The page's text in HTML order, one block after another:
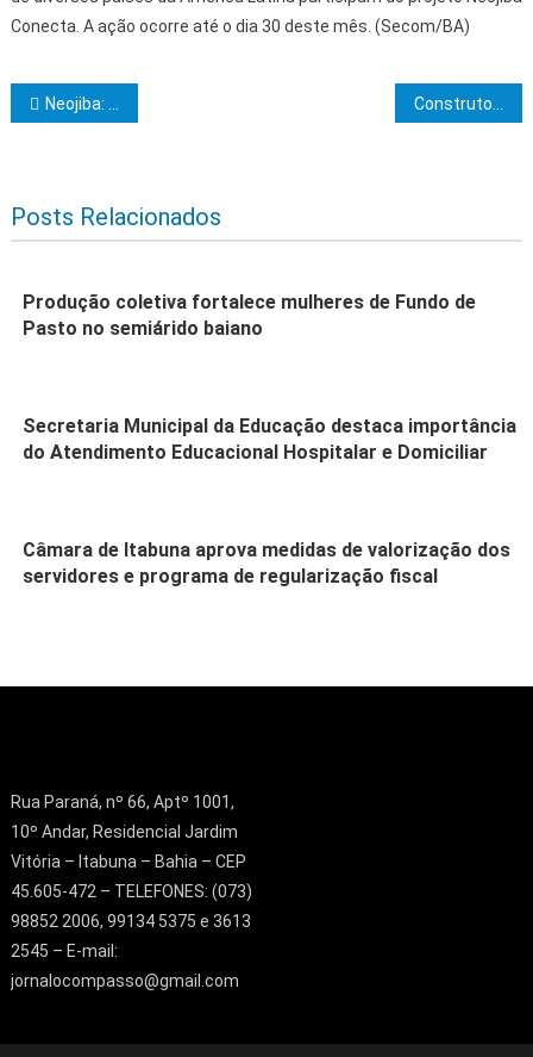
Conecta. A ação ocorre até o dia 30 deste mês. (Secom/BA)
Navegação de Post
Neojiba: Programa do Governo do Estado transforma a vida de crianças e adolescentes por meio da música
Posts Relacionados
Produção coletiva fortalece mulheres de Fundo de
Pasto no semiárido baiano
Secretaria Municipal da Educação destaca importância
do Atendimento Educacional Hospitalar e Domiciliar
Câmara de Itabuna aprova medidas de valorização dos
servidores e programa de regularização fiscal
Rua Paraná, nº 66, Aptº 1001,
10º Andar, Residencial Jardim
Vitória – Itabuna – Bahia – CEP
45.605-472 – TELEFONES: (073)
98852 2006, 99134 5375 e 3613
2545 – E-mail:
jornalocompasso@gmail.com